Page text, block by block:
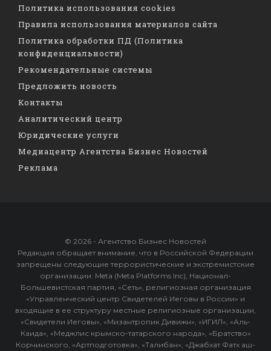
Политика использования cookies
Правила использования материалов сайта
Политика обработки ПД (Политика
конфиденциальности)
Рекомендательные системы
Предложить новость
Контакты
Аналитический центр
Юридические услуги
Медиацентр Агентства Бизнес Новостей
Реклама
© 2026 - Агентство Бизнес Новостей
Редакция обращает внимание, что в Российской Федерации
запрещены следующие террористические и экстремистские
организации: Meta (Meta Platforms Inc), Национал-
Большевистская партия, «Сеть», религиозная организация
«Управленческий центр Свидетелей Иеговы в России» и
входящие в ее структуру местные религиозные организации,
«Свидетели Иеговы», «Мизантропик Дивижн», «ИГИЛ», «Аль-
Каида», «Меджлис крымско-татарского народа», «Братство»
Корчинского, «Артподготовка», «Талибан», «Джабхат Фатх аш-